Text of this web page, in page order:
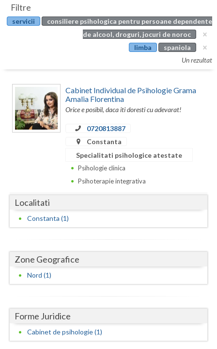
Botosani
Bucuresti
Calarasi
Caras-Severin
Dambovita
Dolj
Giurgiu
Gorj
Hunedoara
Ialomita
Articole
Evenimente
Filtre
servicii
consiliere psihologica pentru persoane dependente
de alcool, droguri, jocuri de noroc
limba
spaniola
Un rezultat
Cabinet Individual de Psihologie Grama
Amalia Florentina
Orice e posibil, daca iti doresti cu adevarat!
0720813887
Constanta
Specialitati psihologice atestate
Psihologie clinica
Psihoterapie integrativa
Localitati
Constanta (1)
Zone Geografice
Nord (1)
Forme Juridice
Cabinet de psihologie (1)